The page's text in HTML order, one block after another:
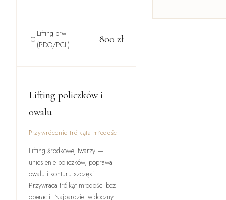
Lifting brwi
(PDO/PCL)
800 zł
Lifting policzków i
owalu
Przywrócenie trójkąta młodości
Lifting środkowej twarzy —
uniesienie policzków, poprawa
owalu i konturu szczęki.
Przywraca trójkąt młodości bez
operacji. Najbardziej widoczny